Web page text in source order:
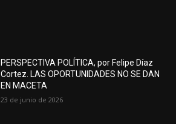
PERSPECTIVA POLÍTICA, por Felipe Díaz
Cortez. LAS OPORTUNIDADES NO SE DAN
EN MACETA
23 de junio de 2026